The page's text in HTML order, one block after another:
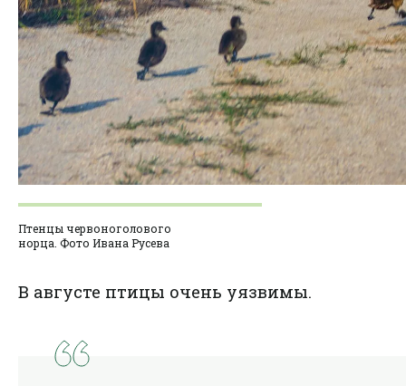
Птенцы червоноголового
норца. Фото Ивана Русева
В августе птицы очень уязвимы.